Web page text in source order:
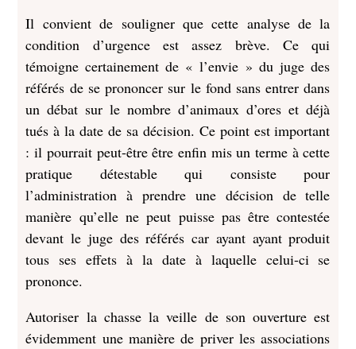
Il convient de souligner que cette analyse de la
condition d’urgence est assez brève. Ce qui
témoigne certainement de « l’envie » du juge des
référés de se prononcer sur le fond sans entrer dans
un débat sur le nombre d’animaux d’ores et déjà
tués à la date de sa décision. Ce point est important
: il pourrait peut-être être enfin mis un terme à cette
pratique détestable qui consiste pour
l’administration à prendre une décision de telle
manière qu’elle ne peut puisse pas être contestée
devant le juge des référés car ayant ayant produit
tous ses effets à la date à laquelle celui-ci se
prononce.
Autoriser la chasse la veille de son ouverture est
évidemment une manière de priver les associations